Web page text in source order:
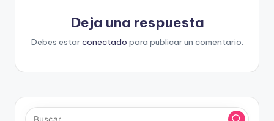
Deja una respuesta
Debes estarconectado para publicar un comentario.